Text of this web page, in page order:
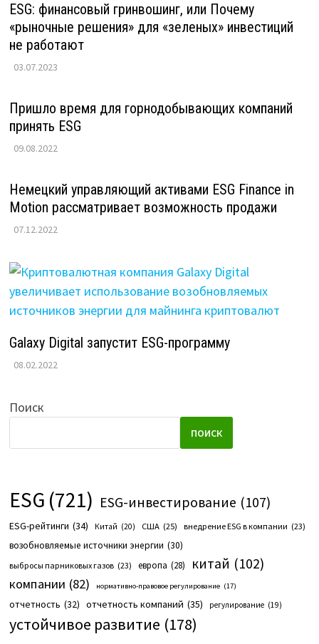
ESG: финансовый гринвошинг, или Почему
«рыночные решения» для «зеленых» инвестиций
не работают
03.07.2023
Пришло время для горнодобывающих компаний
принять ESG
09.08.2022
Немецкий управляющий активами ESG Finance in
Motion рассматривает возможность продажи
07.12.2022
Galaxy Digital запустит ESG-программу
08.02.2022
Поиск
ПОИСК
ESG (721) ESG-инвестирование (107)
ESG-рейтинги (34) Китай (20) США (25) внедрение ESG в компании (23)
возобновляемые источники энергии (30)
выбросы парниковых газов (23) европа (28) китай (102)
компании (82) нормативно-правовое регулирование (17)
отчетность (32) отчетность компаний (35) регулирование (19)
устойчивое развитие (178)